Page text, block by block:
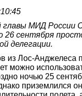
МИД России
26 сентября
делегации.
из Лос-Анджелеса
можно
ночью 25
приземлился